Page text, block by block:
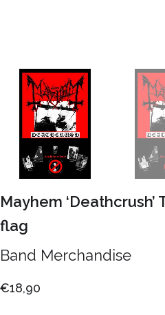
Mayhem
flag
Band Merchandise
€18,90